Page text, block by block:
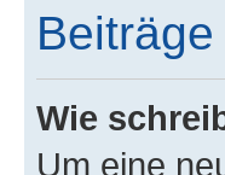
Wie
Um eine